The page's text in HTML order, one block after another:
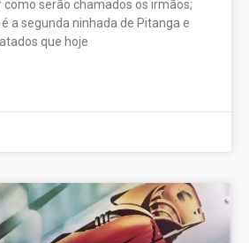
como serão chamados os irmãos;
a segunda ninhada de Pitanga e
que hoje